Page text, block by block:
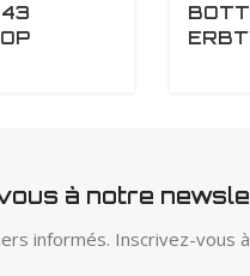
à notre
informés. Inscrivez-vous